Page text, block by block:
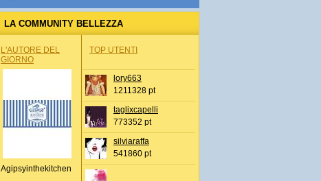
LA COMMUNITY BELLEZZA
L'AUTORE DEL
GIORNO
Agipsyinthekitchen
TOP UTENTI
lory663
1211328 pt
taglixcapelli
773352 pt
silviaraffa
541860 pt